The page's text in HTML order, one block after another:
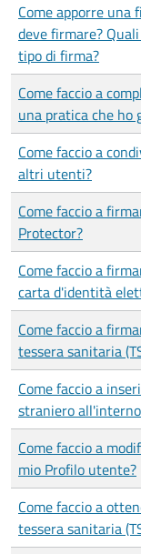
Come apporre una
deve firmare?
tipo di firma?
Come faccio a
una pratica che ho
Come faccio a
altri utenti?
Come faccio a
Protector?
Come faccio a
carta d'identità
Come faccio a
tessera sanitaria
Come faccio a
straniero
Come faccio a
mio Profilo utente?
Come faccio a
tessera sanitaria